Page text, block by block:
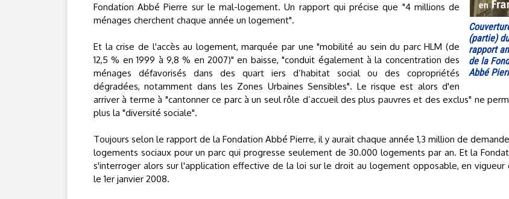
(partie) du
rapport
de la
Abbé
Fondation Abbé Pierre sur le mal-logement. Un rapport qui précise que "4 millions de
ménages cherchent chaque année un logement".
Et la crise de l'accès au logement, marquée par une "mobilité au sein du parc HLM (de
12,5 % en 1999 à 9,8 % en 2007)" en baisse, "conduit également à la concentration des
ménages défavorisés dans des quart iers d’habitat social ou des copropriétés
dégradées, notamment dans les Zones Urbaines Sensibles". Le risque est alors d'en
arriver à terme à "cantonner ce parc à un seul rôle d’accueil des plus pauvres et des exclus" ne
plus la "diversité sociale".
Toujours selon le rapport de la Fondation Abbé Pierre, il y aurait chaque année 1,3 million de
logements sociaux pour un parc qui progresse seulement de 30.000 logements par an. Et la
s'interroger alors sur l'application effective de la loi sur le droit au logement opposable, en vigueur
le 1er janvier 2008.